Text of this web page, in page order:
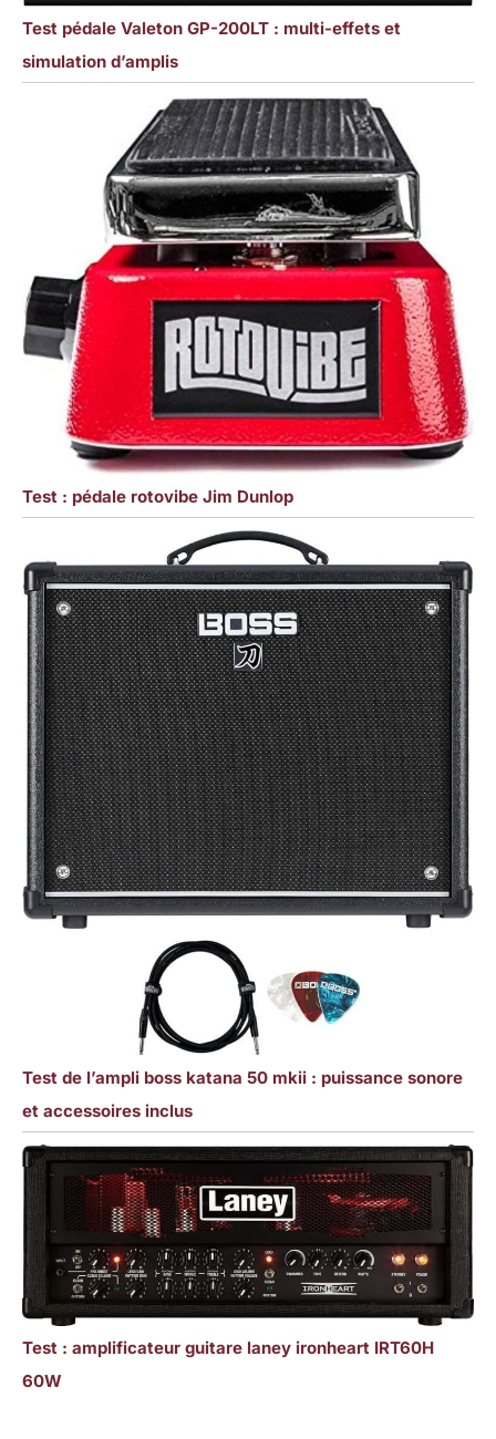
Test pédale Valeton GP-200LT : multi-effets et
simulation d’amplis
Test : pédale rotovibe Jim Dunlop
Test de l’ampli boss katana 50 mkii : puissance sonore
et accessoires inclus
Test : amplificateur guitare laney ironheart IRT60H
60W